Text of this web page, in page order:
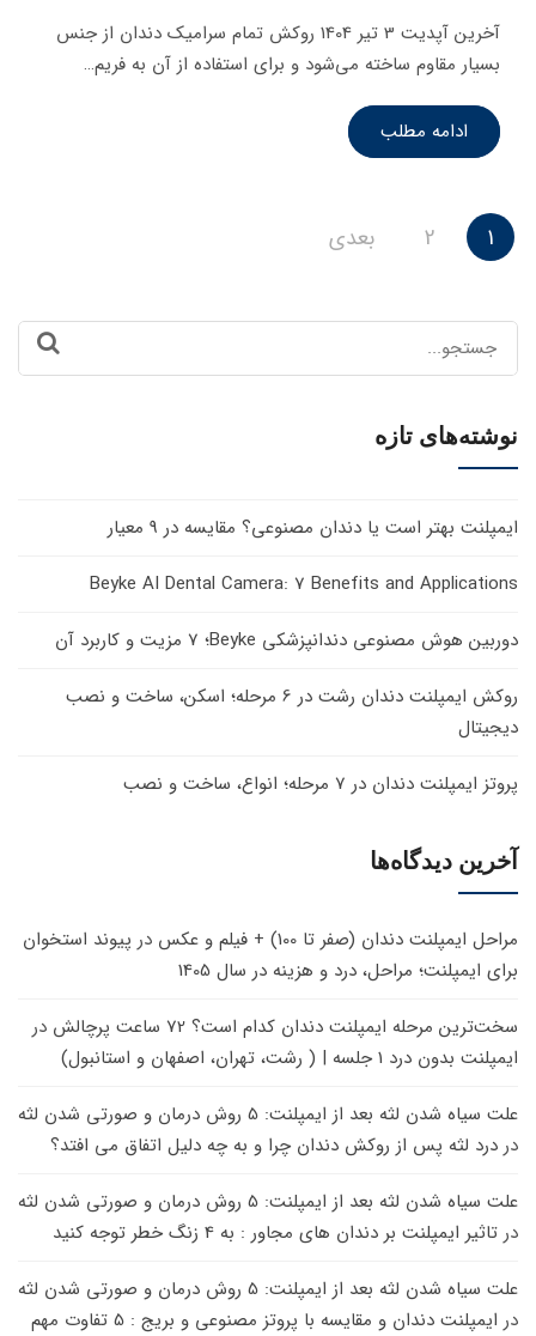
آخرین آپدیت 3 تیر 1404 روکش تمام سرامیک دندان از جنس‌
بسیار مقاوم ساخته می‌شود و برای استفاده از آن به فریم…
ادامه مطلب
صفحه‌بندی
1
2 بعدی
for:
نوشته‌های تازه
ایمپلنت بهتر است یا دندان مصنوعی؟ مقایسه در 9 معیار
Beyke AI Dental Camera: 7 Benefits and Applications
دوربین هوش مصنوعی دندانپزشکی Beyke؛ 7 مزیت و کاربرد آن
روکش ایمپلنت دندان رشت در 6 مرحله؛ اسکن، ساخت و نصب
دیجیتال
پروتز ایمپلنت دندان در 7 مرحله؛ انواع، ساخت و نصب
آخرین دیدگاه‌ها
مراحل ایمپلنت دندان (صفر تا 100) + فیلم و عکس در پیوند استخوان
برای ایمپلنت؛ مراحل، درد و هزینه در سال 1405
سخت‌ترین مرحله ایمپلنت دندان کدام است؟ 72 ساعت پرچالش
در
ایمپلنت بدون درد 1 جلسه | ( رشت، تهران، اصفهان و استانبول)
علت سیاه شدن لثه بعد از ایمپلنت: 5 روش درمان و صورتی شدن لثه
در درد لثه پس از روکش دندان چرا و به چه دلیل اتفاق می افتد؟
علت سیاه شدن لثه بعد از ایمپلنت: 5 روش درمان و صورتی شدن لثه
در تاثیر ایمپلنت بر دندان های مجاور : به 4 زنگ خطر توجه کنید
علت سیاه شدن لثه بعد از ایمپلنت: 5 روش درمان و صورتی شدن لثه
در ایمپلنت دندان و مقایسه با پروتز مصنوعی و بریج : 5 تفاوت مهم